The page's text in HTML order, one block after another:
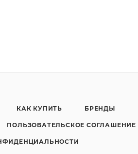
КАК КУПИТЬ БРЕНДЫ
ПОЛЬЗОВАТЕЛЬСКОЕ СОГЛАШЕНИЕ